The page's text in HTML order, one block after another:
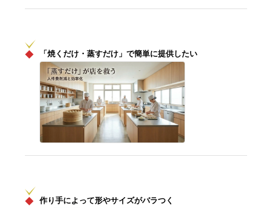
◆ 「焼くだけ・蒸すだけ」で簡単に提供したい
◆ 作り手によって形やサイズがバラつく